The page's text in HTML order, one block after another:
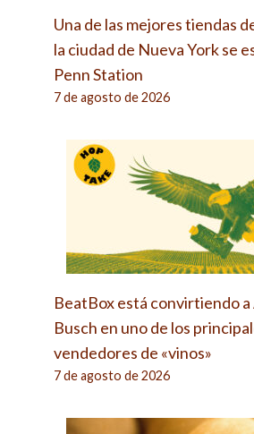
Una de las mejores tiendas
la ciudad de Nueva York se
Penn Station
7 de agosto de 2026
BeatBox está convirtiendo
Busch en uno de los
vendedores de «vinos»
7 de agosto de 2026